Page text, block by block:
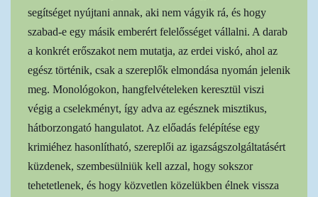
segítséget nyújtani annak, aki nem vágyik rá, és hogy
szabad-e egy másik emberért felelősséget vállalni. A darab
a konkrét erőszakot nem mutatja, az erdei viskó, ahol az
egész történik, csak a szereplők elmondása nyomán jelenik
meg. Monológokon, hangfelvételeken keresztül viszi
végig a cselekményt, így adva az egésznek misztikus,
hátborzongató hangulatot. Az előadás felépítése egy
krimiéhez hasonlítható, szereplői az igazságszolgáltatásért
küzdenek, szembesülniük kell azzal, hogy sokszor
tehetetlenek, és hogy közvetlen közelükben élnek vissza